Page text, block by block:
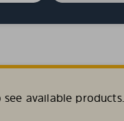
available products.